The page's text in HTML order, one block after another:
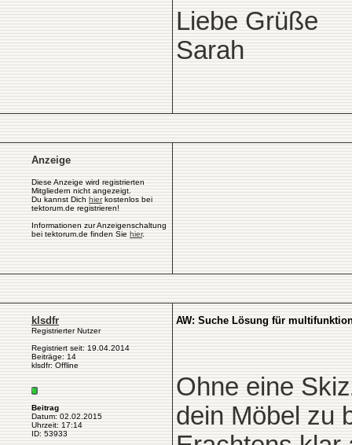
Liebe Grüße
Sarah
Anzeige
Diese Anzeige wird registrierten
Mitgliedern nicht angezeigt.
Du kannst Dich hierkostenlos bei
tektorum.de registrieren!
Informationen zur Anzeigenschaltung
bei tektorum.de finden Sie hier.
klsdfr
Registrierter Nutzer
Registriert seit: 19.04.2014
Beiträge: 14
klsdfr: Offline
Beitrag
Datum: 02.02.2015
Uhrzeit: 17:14
ID: 53933
AW: Suche Lösung für
Ohne eine
dein Möbel zu